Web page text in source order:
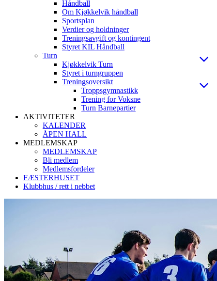
Håndball
Om Kjøkkelvik håndball
Sportsplan
Verdier og holdninger
Treningsavgift og kontingent
Styret KIL Håndball
Turn
Kjøkkelvik Turn
Styret i turngruppen
Treningsoversikt
Troppsgymnastikk
Trening for Voksne
Turn Barnepartier
AKTIVITETER
KALENDER
ÅPEN HALL
MEDLEMSKAP
MEDLEMSKAP
Bli medlem
Medlemsfordeler
FÆSTERHUSET
Klubbhus / rett i nebbet